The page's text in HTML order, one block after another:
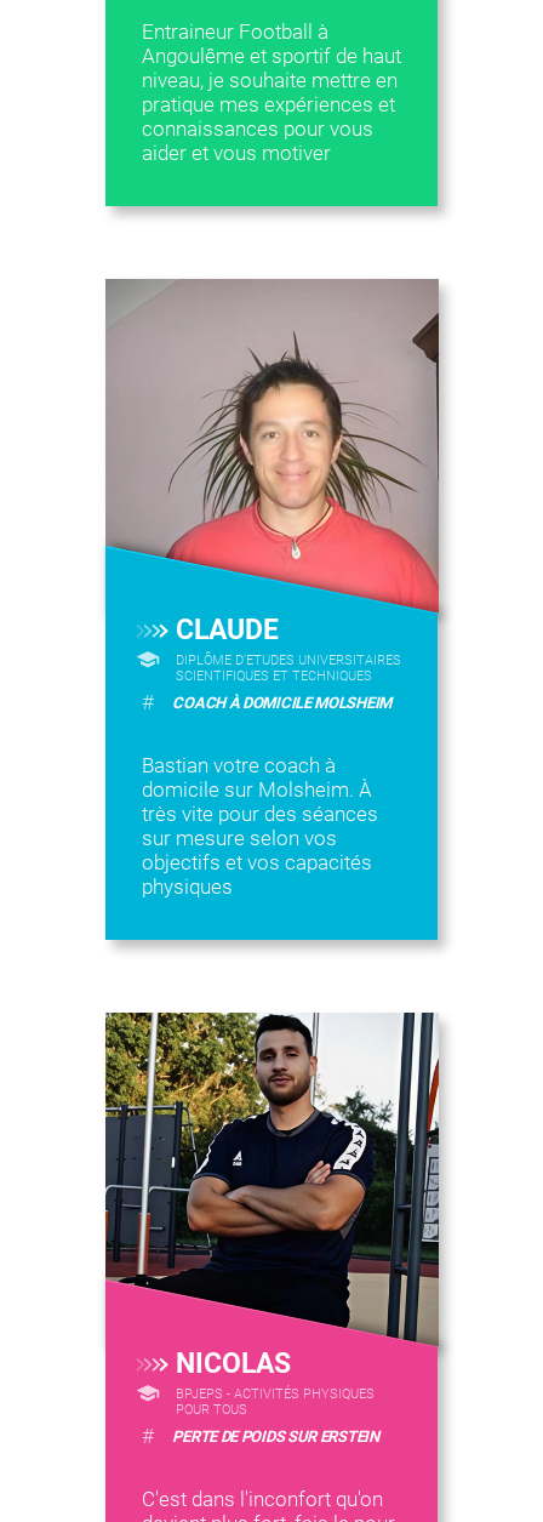
Entraineur Football à
Angoulême et sportif de haut
niveau, je souhaite mettre en
pratique mes expériences et
connaissances pour vous
aider et vous motiver
CLAUDE
DIPLÔME D'ETUDES UNIVERSITAIRES
SCIENTIFIQUES ET TECHNIQUES
# COACH À DOMICILE MOLSHEIM
Bastian votre coach à
domicile sur Molsheim. À
très vite pour des séances
sur mesure selon vos
objectifs et vos capacités
physiques
NICOLAS
BPJEPS - ACTIVITÉS PHYSIQUES
POUR TOUS
# PERTE DE POIDS SUR ERSTEIN
C'est dans l'inconfort qu'on